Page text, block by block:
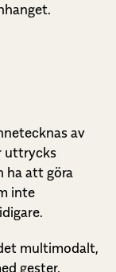
av
uttrycks
ha att göra
inte
multimodalt,
gester,